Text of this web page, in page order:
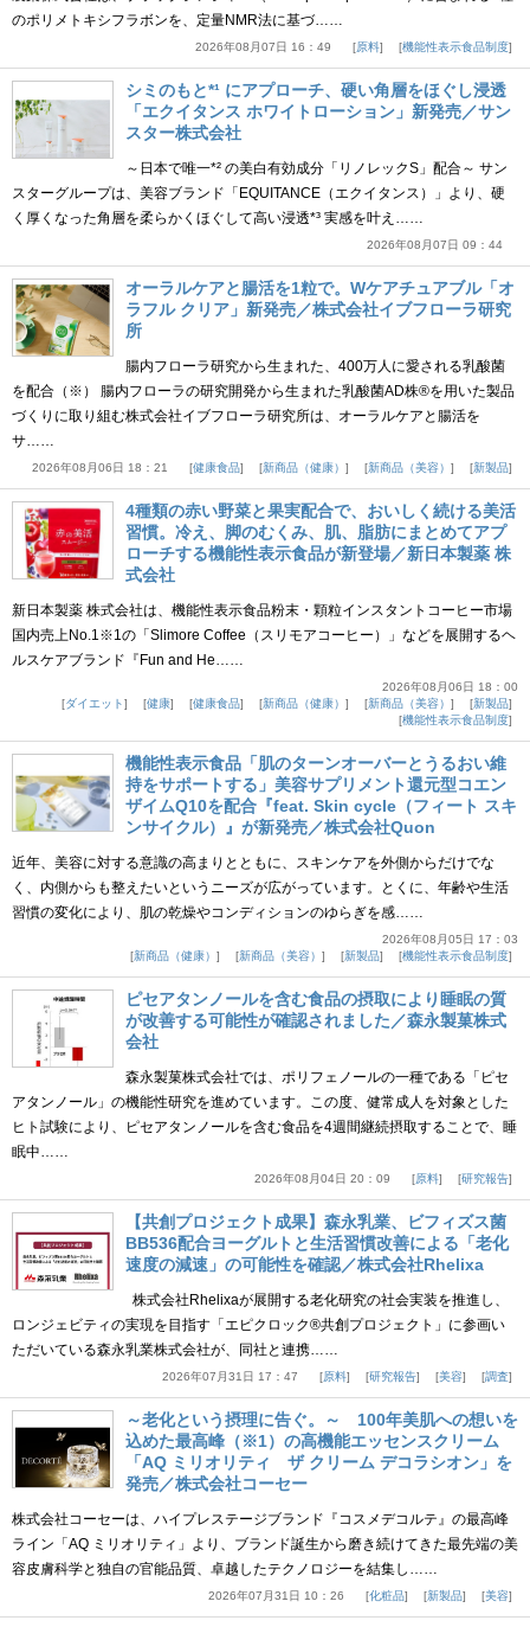
のポリメトキシフラボンを、定量NMR法に基づ……
2026年08月07日 16：49 原料 機能性表示食品制度
シミのもと*¹ にアプローチ、硬い角層をほぐし浸透
「エクイタンス ホワイトローション」新発売／サン
スター株式会社
～日本で唯一*² の美白有効成分「リノレックS」配合～ サン
スターグループは、美容ブランド「EQUITANCE（エクイタンス）」より、硬
く厚くなった角層を柔らかくほぐして高い浸透*³ 実感を叶え……
2026年08月07日 09：44
オーラルケアと腸活を1粒で。Wケアチュアブル「オ
ラフル クリア」新発売／株式会社イブフローラ研究
所
腸内フローラ研究から生まれた、400万人に愛される乳酸菌
を配合（※） 腸内フローラの研究開発から生まれた乳酸菌AD株®を用いた製品
づくりに取り組む株式会社イブフローラ研究所は、オーラルケアと腸活を
サ……
2026年08月06日 18：21 健康食品 新商品（健康） 新商品（美容） 新製品
4種類の赤い野菜と果実配合で、おいしく続ける美活
習慣。冷え、脚のむくみ、肌、脂肪にまとめてアプ
ローチする機能性表示食品が新登場／新日本製薬 株
式会社
新日本製薬 株式会社は、機能性表示食品粉末・顆粒インスタントコーヒー市場
国内売上No.1※1の「Slimore Coffee（スリモアコーヒー）」などを展開するヘ
ルスケアブランド『Fun and He……
2026年08月06日 18：00
ダイエット
健康 健康食品 新商品（健康） 新商品（美容）
新製品
機能性表示食品制度
機能性表示食品「肌のターンオーバーとうるおい維
持をサポートする」美容サプリメント還元型コエン
ザイムQ10を配合『feat. Skin cycle（フィート スキ
ンサイクル）』が新発売／株式会社Quon
近年、美容に対する意識の高まりとともに、スキンケアを外側からだけでな
く、内側からも整えたいというニーズが広がっています。とくに、年齢や生活
習慣の変化により、肌の乾燥やコンディションのゆらぎを感……
2026年08月05日 17：03
新商品（健康）
新商品（美容） 新製品 機能性表示食品制度
ピセアタンノールを含む食品の摂取により睡眠の質
が改善する可能性が確認されました／森永製菓株式
会社
森永製菓株式会社では、ポリフェノールの一種である「ピセ
アタンノール」の機能性研究を進めています。この度、健常成人を対象とした
ヒト試験により、ピセアタンノールを含む食品を4週間継続摂取することで、睡
眠中……
2026年08月04日 20：09 原料 研究報告
【共創プロジェクト成果】森永乳業、ビフィズス菌
BB536配合ヨーグルトと生活習慣改善による「老化
速度の減速」の可能性を確認／株式会社Rhelixa
株式会社Rhelixaが展開する老化研究の社会実装を推進し、
ロンジェビティの実現を目指す「エピクロック®共創プロジェクト」に参画い
ただいている森永乳業株式会社が、同社と連携……
2026年07月31日 17：47 原料 研究報告 美容 調査
～老化という摂理に告ぐ。～ 100年美肌への想いを
込めた最高峰（※1）の高機能エッセンスクリーム
「AQ ミリオリティ ザ クリーム デコラシオン」を
発売／株式会社コーセー
株式会社コーセーは、ハイプレステージブランド『コスメデコルテ』の最高峰
ライン「AQ ミリオリティ」より、ブランド誕生から磨き続けてきた最先端の美
容皮膚科学と独自の官能品質、卓越したテクノロジーを結集し……
2026年07月31日 10：26 化粧品 新製品 美容